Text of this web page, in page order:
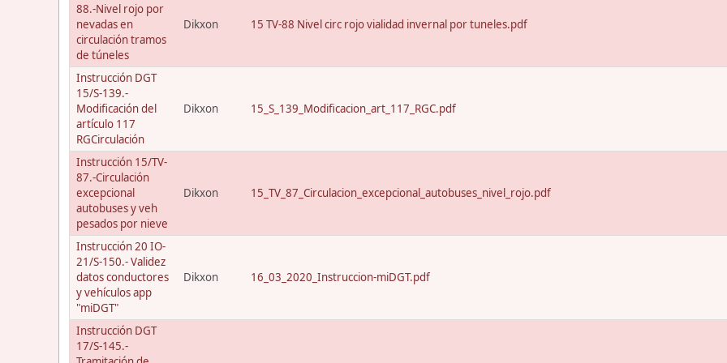
88.-Nivel rojo por
nevadas en
circulación tramos
de túneles
Dikxon 15 TV-88 Nivel circ rojo vialidad invernal por tuneles.pdf
Instrucción DGT
15/S-139.-
Modificación del
artículo 117
RGCirculación
Dikxon 15_S_139_Modificacion_art_117_RGC.pdf
Instrucción 15/TV-
87.-Circulación
excepcional
autobuses y veh
pesados por nieve
Dikxon 15_TV_87_Circulacion_excepcional_autobuses_nivel_rojo.pdf
Instrucción 20 IO-
21/S-150.- Validez
datos conductores
y vehículos app
"miDGT"
Dikxon 16_03_2020_Instruccion-miDGT.pdf
Instrucción DGT
17/S-145.-